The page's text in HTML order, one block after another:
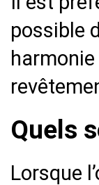
possible
Quels
Lorsque